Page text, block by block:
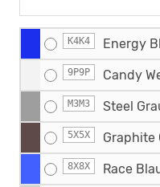
K4K4 Energy
9P9P Candy
M3M3 Steel
5X5X Graphite
8X8X Race